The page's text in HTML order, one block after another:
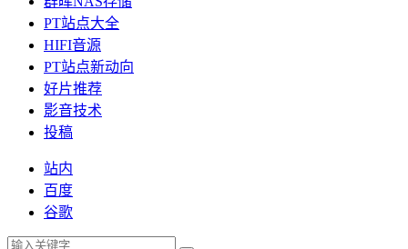
PT站点大全
HIFI音源
PT站点新动向
好片推荐
影音技术
投稿
站内
百度
谷歌